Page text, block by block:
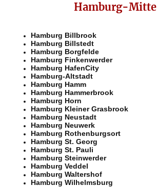
Hamburg-Mitte
Hamburg Billbrook
Hamburg Billstedt
Hamburg Borgfelde
Hamburg Finkenwerder
Hamburg HafenCity
Hamburg-Altstadt
Hamburg Hamm
Hamburg Hammerbrook
Hamburg Horn
Hamburg Kleiner Grasbrook
Hamburg Neustadt
Hamburg Neuwerk
Hamburg Rothenburgsort
Hamburg St. Georg
Hamburg St. Pauli
Hamburg Steinwerder
Hamburg Veddel
Hamburg Waltershof
Hamburg Wilhelmsburg